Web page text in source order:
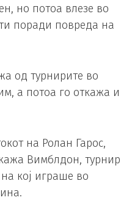
но потоа влезе во
поради повреда на
од турнирите во
а потоа го откажа и
на Ролан Гарос,
Вимблдон, турнир
кој играше во